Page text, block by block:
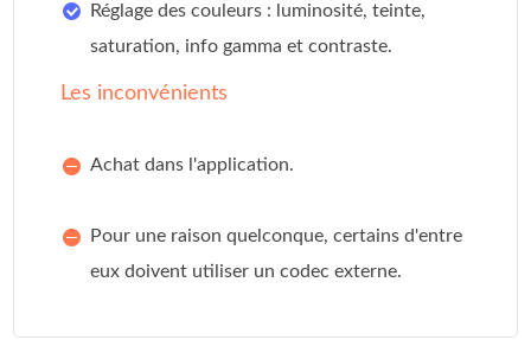
Réglage des couleurs : luminosité, teinte,
saturation, info gamma et contraste.
Les inconvénients
Achat dans l'application.
Pour une raison quelconque, certains d'entre
eux doivent utiliser un codec externe.